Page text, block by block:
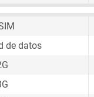
de datos